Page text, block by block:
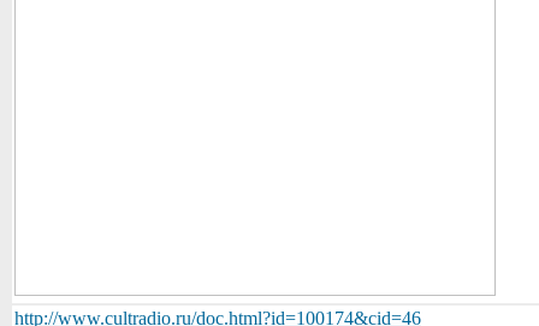
http://www.cultradio.ru/doc.html?id=100174&cid=46